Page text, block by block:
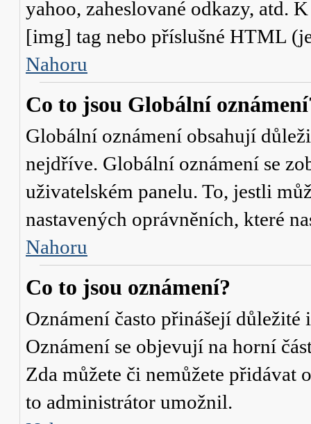
yahoo, zaheslované odkazy, atd.
[img] tag nebo příslušné HTML
Nahoru
Co to jsou Globální
Globální oznámení obsahují
nejdříve. Globální oznámení se
uživatelském panelu. To, jestli
nastavených oprávněních, které
Nahoru
Co to jsou oznámení?
Oznámení často přinášejí
Oznámení se objevují na horní
Zda můžete či nemůžete přidávat
to administrátor umožnil.